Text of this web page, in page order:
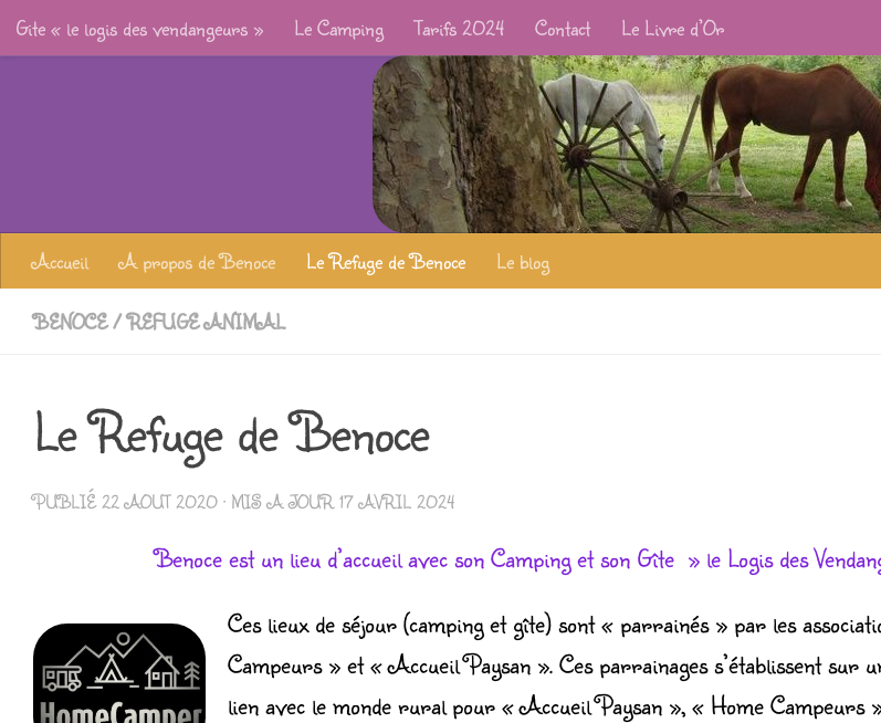
Skip to content
Gite « le logis des vendangeurs » Le Camping Tarifs 2024 Contact Le Livre d’Or
Accueil À propos de Benoce Le Refuge de Benoce Le blog
BENOCE/REFUGE ANIMAL
Le Refuge de Benoce
PUBLIÉ22 AOÛT 2020 · MIS À JOUR17 AVRIL 2024
Benoce est un lieu d’accueil avec son Camping et son Gîte » le Logis des
Ces lieux de séjour (camping et gîte) sont « parrainés » par les
Campeurs » et « Accueil Paysan ». Ces parrainages s’établissent sur
lien avec le monde rural pour « Accueil Paysan », « Home Campeurs